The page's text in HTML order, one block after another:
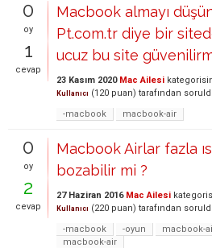
0
oy
1
cevap
Macbook almayı
Pt.com.tr diye bir
ucuz bu site
23 Kasım 2020 Mac Ailesi
Kullanıcı (120 puan) tarafından
-macbook
macbook-air
0
oy
2
cevap
Macbook Airlar fazla
bozabilir mi ?
27 Haziran 2016 Mac Ailesi
Kullanıcı (220 puan) tarafından
-macbook
-oyun
macbook-
macbook-air